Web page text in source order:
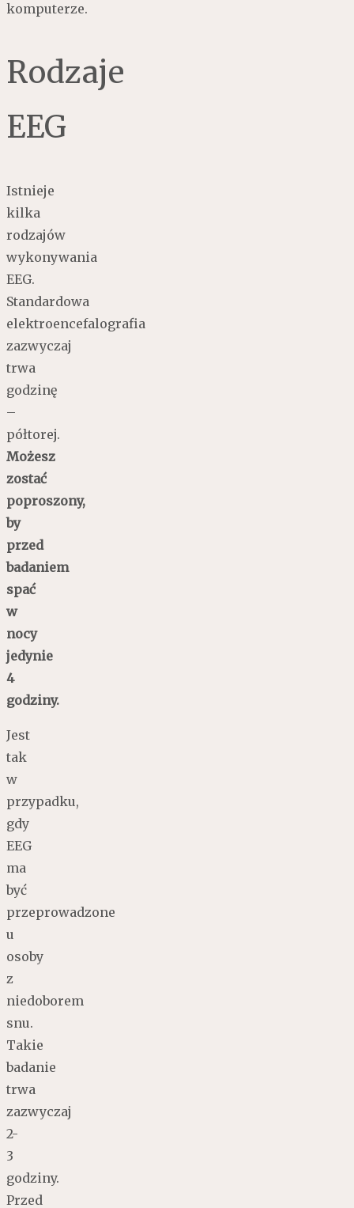
komputerze.
Rodzaje
EEG
Istnieje
kilka
rodzajów
wykonywania
EEG.
Standardowa
elektroencefalografia
zazwyczaj
trwa
godzinę
–
półtorej.
Możesz
zostać
poproszony,
by
przed
badaniem
spać
w
nocy
jedynie
4
godziny.
Jest
tak
w
przypadku,
gdy
EEG
ma
być
przeprowadzone
u
osoby
z
niedoborem
snu.
Takie
badanie
trwa
zazwyczaj
2-
3
godziny.
Przed